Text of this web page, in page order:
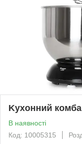
Kухонний
В наявності
Код: 10005315